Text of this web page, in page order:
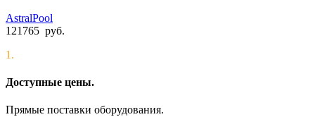
AstralPool
121765 руб.
1.
Доступные цены.
Прямые поставки оборудования.